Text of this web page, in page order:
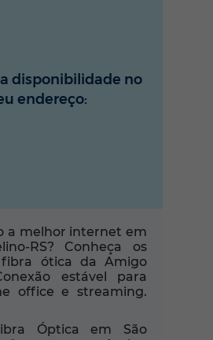
disponibilidade no
endereço:
a melhor internet em
RS? Conheça os
ótica da Amigo
estável para
office e streaming.
Óptica em São